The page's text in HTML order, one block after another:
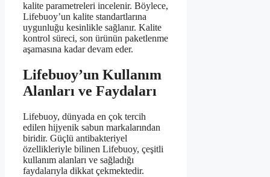
kalite parametreleri incelenir. Böylece,
Lifebuoy’un kalite standartlarına
uygunluğu kesinlikle sağlanır. Kalite
kontrol süreci, son ürünün paketlenme
aşamasına kadar devam eder.
Lifebuoy’un Kullanım
Alanları ve Faydaları
Lifebuoy, dünyada en çok tercih
edilen hijyenik sabun markalarından
biridir. Güçlü antibakteriyel
özellikleriyle bilinen Lifebuoy, çeşitli
kullanım alanları ve sağladığı
faydalarıyla dikkat çekmektedir.